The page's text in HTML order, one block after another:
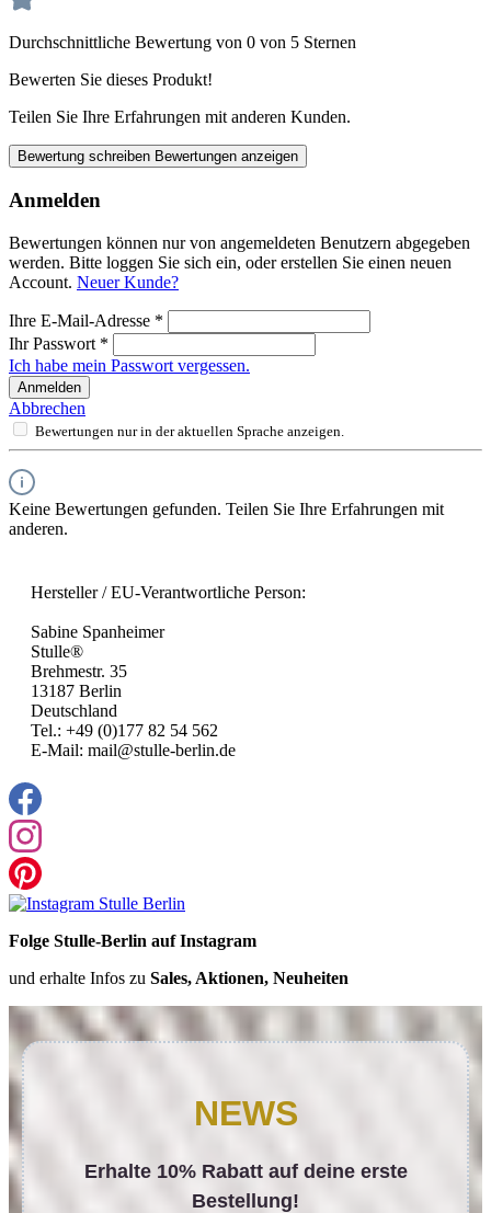
Durchschnittliche Bewertung von 0 von 5 Sternen
Bewerten Sie dieses Produkt!
Teilen Sie Ihre Erfahrungen mit anderen Kunden.
Bewertung schreiben Bewertungen anzeigen
Anmelden
Bewertungen können nur von angemeldeten Benutzern abgegeben
werden. Bitte loggen Sie sich ein, oder erstellen Sie einen neuen
Account. Neuer Kunde?
Ihre E-Mail-Adresse *
Ihr Passwort *
Ich habe mein Passwort vergessen.
Anmelden
Abbrechen
Bewertungen nur in der aktuellen Sprache anzeigen.
Keine Bewertungen gefunden. Teilen Sie Ihre Erfahrungen mit
anderen.
Hersteller / EU-Verantwortliche Person:
Sabine Spanheimer
Stulle®
Brehmestr. 35
13187 Berlin
Deutschland
Tel.: +49 (0)177 82 54 562
E-Mail: mail@stulle-berlin.de
Folge Stulle-Berlin auf Instagram
und erhalte Infos zu Sales, Aktionen, Neuheiten
NEWS
Erhalte 10% Rabatt auf deine erste
Bestellung!